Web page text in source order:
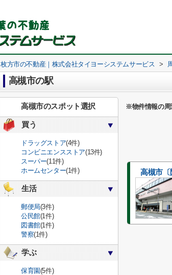
枚方市の不動産｜株式会社タイヨーシステムサービス >
高槻市の駅
※物件情報の周
高槻市〔
高槻市のスポット選択
買う
ドラッグストア(4件)
コンビニエンスストア(13件)
スーパー(11件)
ホームセンター(1件)
生活
郵便局(3件)
公民館(1件)
図書館(1件)
警察(1件)
学ぶ
保育園(5件)